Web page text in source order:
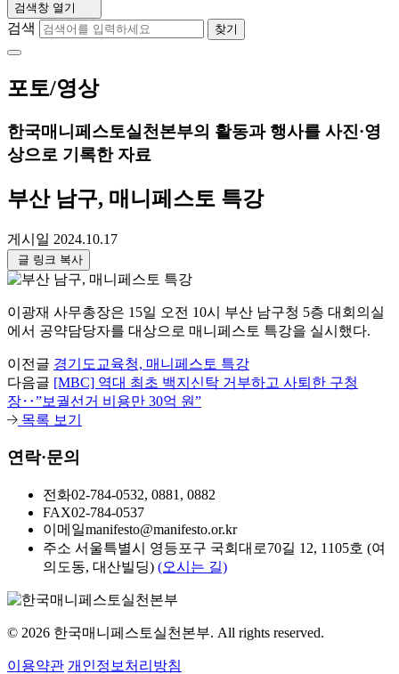
검색창 열기
검색 찾기
포토/영상
한국매니페스토실천본부의 활동과 행사를 사진·영
상으로 기록한 자료
부산 남구, 매니페스토 특강
게시일 2024.10.17
글 링크 복사
이광재 사무총장은 15일 오전 10시 부산 남구청 5층 대회의실
에서 공약담당자를 대상으로 매니페스토 특강을 실시했다.
이전글 경기도교육청, 매니페스토 특강
다음글 [MBC] 역대 최초 백지신탁 거부하고 사퇴한 구청
장‥”보궐선거 비용만 30억 원”
목록 보기
연락·문의
전화02-784-0532, 0881, 0882
FAX02-784-0537
이메일manifesto@manifesto.or.kr
주소 서울특별시 영등포구 국회대로70길 12, 1105호 (여
의도동, 대산빌딩) (오시는 길)
© 2026 한국매니페스토실천본부. All rights reserved.
이용약관 개인정보처리방침